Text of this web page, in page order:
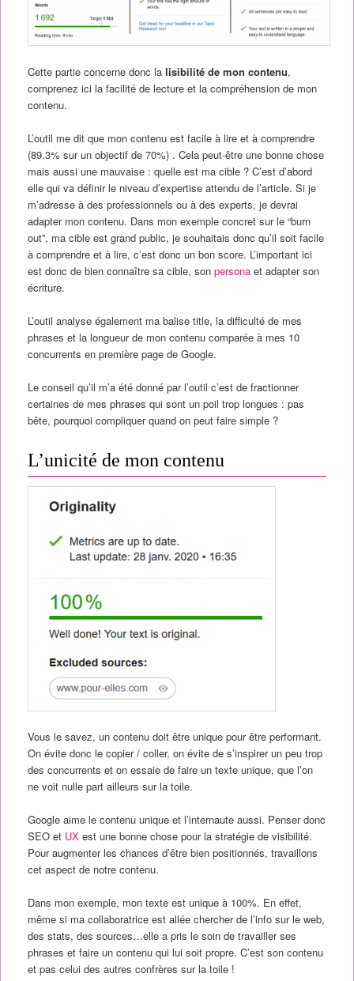
Cette partie concerne donc la lisibilité de mon contenu,
comprenez ici la facilité de lecture et la compréhension de mon
contenu.
L’outil me dit que mon contenu est facile à lire et à comprendre
(89.3% sur un objectif de 70%) . Cela peut-être une bonne chose
mais aussi une mauvaise : quelle est ma cible ? C’est d’abord
elle qui va définir le niveau d’expertise attendu de l’article. Si je
m’adresse à des professionnels ou à des experts, je devrai
adapter mon contenu. Dans mon exemple concret sur le “burn
out”, ma cible est grand public, je souhaitais donc qu’il soit facile
à comprendre et à lire, c’est donc un bon score. L’important ici
est donc de bien connaître sa cible, son persona et adapter son
écriture.
L’outil analyse également ma balise title, la difficulté de mes
phrases et la longueur de mon contenu comparée à mes 10
concurrents en première page de Google.
Le conseil qu’il m’a été donné par l’outil c’est de fractionner
certaines de mes phrases qui sont un poil trop longues : pas
bête, pourquoi compliquer quand on peut faire simple ?
L’unicité de mon contenu
Vous le savez, un contenu doit être unique pour être performant.
On évite donc le copier / coller, on évite de s’inspirer un peu trop
des concurrents et on essaie de faire un texte unique, que l’on
ne voit nulle part ailleurs sur la toile.
Google aime le contenu unique et l’internaute aussi. Penser donc
SEO et UX est une bonne chose pour la stratégie de visibilité.
Pour augmenter les chances d’être bien positionnés, travaillons
cet aspect de notre contenu.
Dans mon exemple, mon texte est unique à 100%. En effet,
même si ma collaboratrice est allée chercher de l’info sur le web,
des stats, des sources…elle a pris le soin de travailler ses
phrases et faire un contenu qui lui soit propre. C’est son contenu
et pas celui des autres confrères sur la toile !